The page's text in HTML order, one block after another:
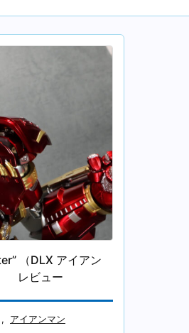
（DLX アイアン
レビュー
, アイアンマン